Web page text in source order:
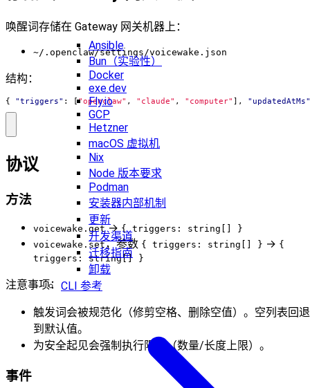
Ansible
Bun（实验性）
Docker
exe.dev
Fly.io
GCP
Hetzner
macOS 虚拟机
Nix
Node 版本要求
Podman
安装器内部机制
更新
开发渠道
迁移指南
卸载
CLI 参考
唤醒词存储在 Gateway 网关机器上：
~/.openclaw/settings/voicewake.json
结构：
{ "triggers" : ["openclaw" , "claude" , "computer" ], "updatedAtMs"
协议
方法
voicewake.get→ { triggers: string[] }
voicewake.set，参数 { triggers: string[] } → {
triggers: string[] }
注意事项：
触发词会被规范化（修剪空格、删除空值）。空列表回退
到默认值。
为安全起见会强制执行限制（数量/长度上限）。
事件